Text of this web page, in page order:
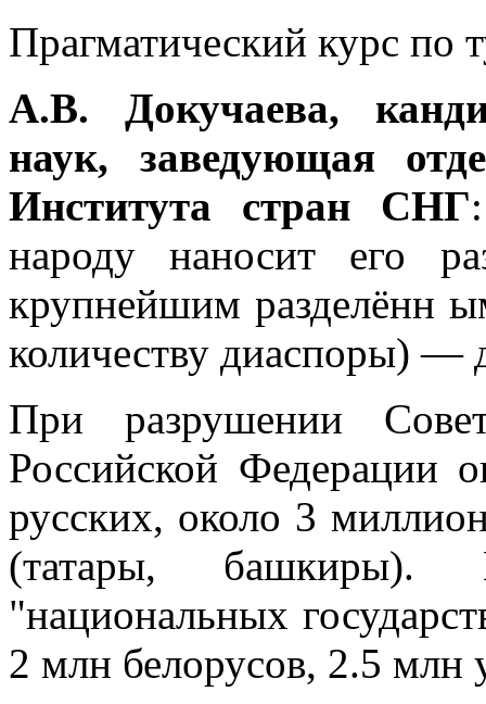
Прагматический курс по
А.В. Докучаева,
наук, заведующая
Института стран СНГ
народу наносит его
крупнейшим разделённ
количеству диаспоры) —
При разрушении
Российской Федерации
русских, около 3
(татары,
"национальных
2 млн белорусов, 2.5 млн